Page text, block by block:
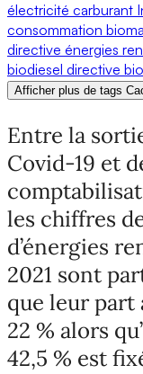
électricité carburant
consommation
directive énergies
biodiesel directive
Afficher plus de tags
Entre la
Covid-19 et
les chiffres
d’énergies
2021 sont
que leur part
22 % alors
42,5 % est